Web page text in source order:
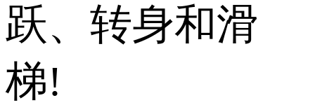
跃、转身和滑
梯!